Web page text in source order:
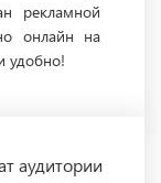
рекламной
онлайн на
удобно!
аудитории